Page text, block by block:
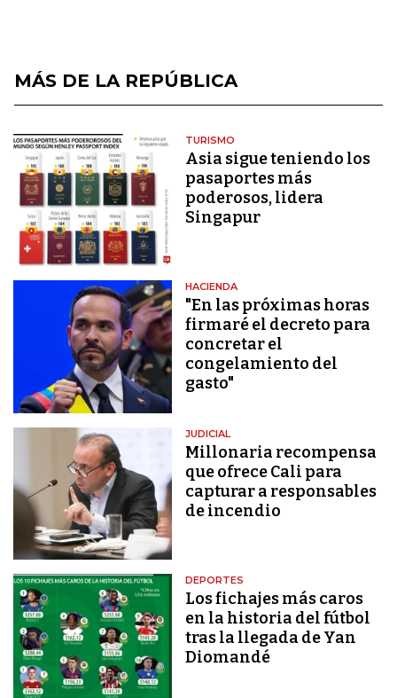
MÁS DE LA REPÚBLICA
TURISMO
Asia sigue teniendo los
pasaportes más
poderosos, lidera
Singapur
HACIENDA
"En las próximas horas
firmaré el decreto para
concretar el
congelamiento del
gasto"
JUDICIAL
Millonaria recompensa
que ofrece Cali para
capturar a responsables
de incendio
DEPORTES
Los fichajes más caros
en la historia del fútbol
tras la llegada de Yan
Diomandé